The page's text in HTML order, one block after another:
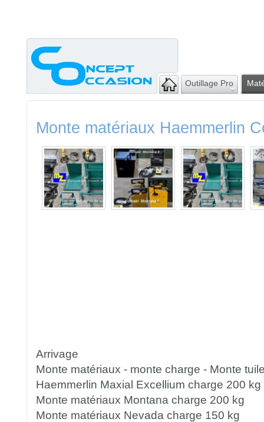
Outillage Pro
Monte matériaux Haemmerlin
Arrivage
Monte matériaux - monte charge - Monte
Haemmerlin Maxial Excellium charge 200 kg
Monte matériaux Montana charge 200 kg
Monte matériaux Nevada charge 150 kg